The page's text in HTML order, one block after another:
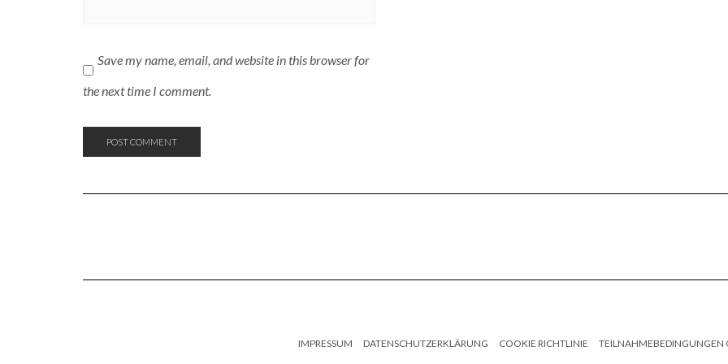
Save my name, email, and website in this browser for
the next time I comment.
IMPRESSUM DATENSCHUTZERKLÄRUNG COOKIE RICHTLINIE TEILNAHMEBEDINGUNGEN